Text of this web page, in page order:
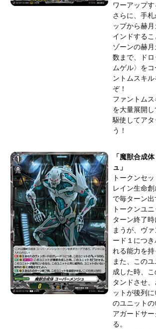
ワーアップす
さらに、手
ップから赫
インドする
ゾーンの赫
数まで、ド
ムゲル〉を
ントムスキ
ぞ！
ファントム
を大量展開
駆使してアタ
う！
「魔獣合成
ュ」
トークンセ
レイン生命
で毎ターン
トークンユニ
ターン終了
まうが、ヴ
ード１につ
れる能力を持
また、この
成した時、
タンドさせ
ットが後列
のユニット
アガードサ
る。